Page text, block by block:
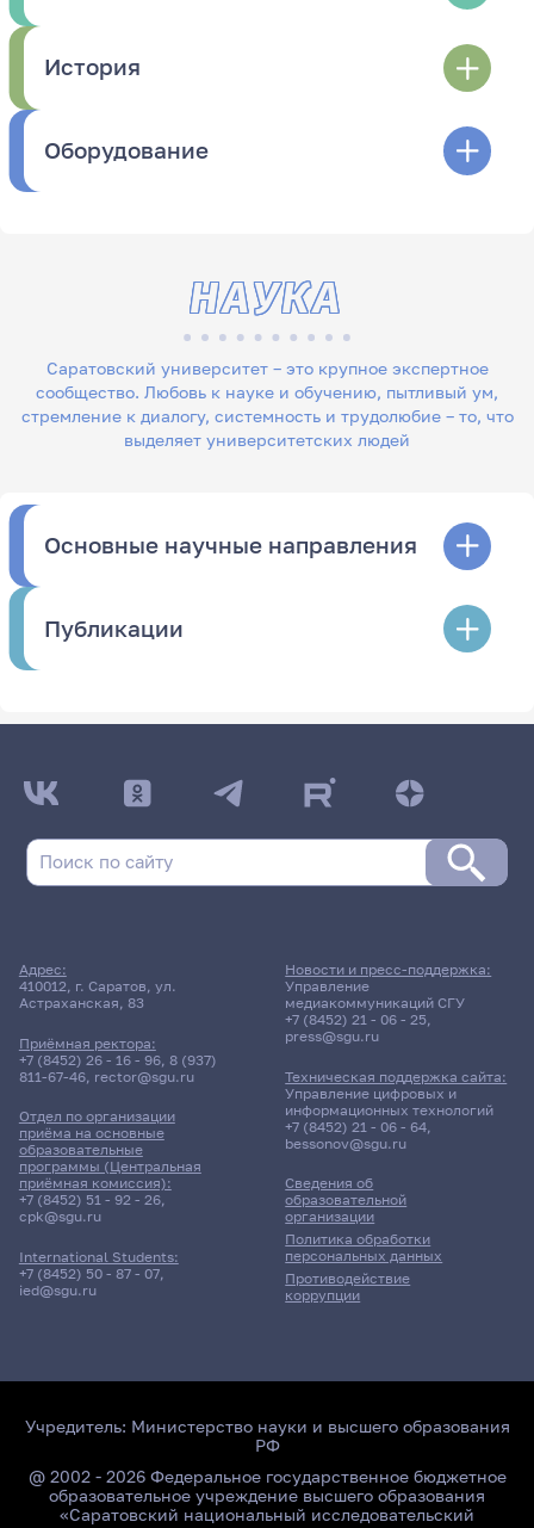
История
Оборудование
Саратовский университет – это крупное экспертное
сообщество. Любовь к науке и обучению, пытливый ум,
стремление к диалогу, системность и трудолюбие – то, что
выделяет университетских людей
НАУКА
Основные научные направления
Публикации
Адрес:
410012, г. Саратов, ул.
Астраханская, 83
Приёмная ректора:
+7 (8452) 26 - 16 - 96, 8 (937)
811-67-46, rector@sgu.ru
Отдел по организации
приёма на основные
образовательные
программы (Центральная
приёмная комиссия):
+7 (8452) 51 - 92 - 26,
cpk@sgu.ru
International Students:
+7 (8452) 50 - 87 - 07,
ied@sgu.ru
Сведения об
образовательной
организации
Политика обработки
персональных данных
Противодействие
коррупции
Новости и пресс-поддержка:
Управление
медиакоммуникаций СГУ
+7 (8452) 21 - 06 - 25,
press@sgu.ru
Техническая поддержка сайта:
Управление цифровых и
информационных технологий
+7 (8452) 21 - 06 - 64,
bessonov@sgu.ru
Учредитель: Министерство науки и высшего образования
РФ
@ 2002 - 2026 Федеральное государственное бюджетное
образовательное учреждение высшего образования
«Саратовский национальный исследовательский